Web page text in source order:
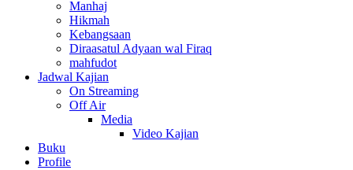
Manhaj
Hikmah
Kebangsaan
Diraasatul Adyaan wal Firaq
mahfudot
Jadwal Kajian
On Streaming
Off Air
Media
Video Kajian
Buku
Profile